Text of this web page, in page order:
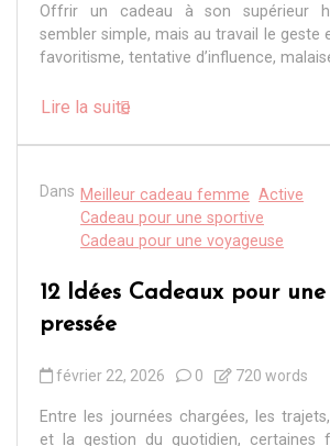
Offrir un cadeau à son supérieur
sembler simple, mais au travail le geste
favoritisme, tentative d’influence,
Lire la suite
Dans Meilleur cadeau femme Active
Cadeau pour une sportive
Cadeau pour une voyageuse
12 Idées Cadeaux pour
pressée
février 22, 2026 0 720 words
Entre les journées chargées, les
et la gestion du quotidien, certaines